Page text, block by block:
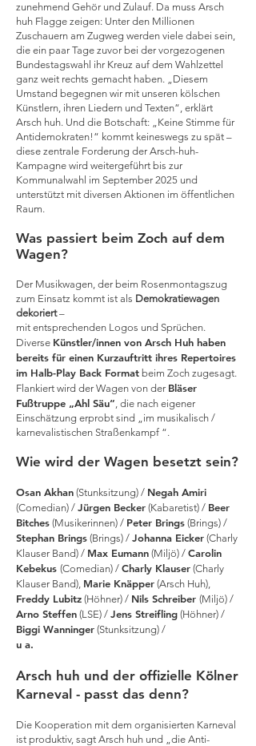
zunehmend Gehör und Zulauf. Da muss Arsch
huh Flagge zeigen: Unter den Millionen
Zuschauern am Zugweg werden viele dabei sein,
die ein paar Tage zuvor bei der vorgezogenen
Bundestagswahl ihr Kreuz auf dem Wahlzettel
ganz weit rechts gemacht haben. „Diesem
Umstand begegnen wir mit unseren kölschen
Künstlern, ihren Liedern und Texten“, erklärt
Arsch huh. Und die Botschaft: „Keine Stimme für
Antidemokraten!“ kommt keineswegs zu spät –
diese zentrale Forderung der Arsch-huh-
Kampagne wird weitergeführt bis zur
Kommunalwahl im September 2025 und
unterstützt mit diversen Aktionen im öffentlichen
Raum.
Was passiert beim Zoch auf dem
Wagen?
Der Musikwagen, der beim Rosenmontagszug
zum Einsatz kommt ist als Demokratiewagen
dekoriert–
mit entsprechenden Logos und Sprüchen.
Diverse Künstler/innen von Arsch Huh haben
bereits für einen Kurzauftritt ihres Repertoires
im Halb-Play Back Format beim Zoch zugesagt.
Flankiert wird der Wagen von der Bläser
Fußtruppe „Ahl Säu“, die nach eigener
Einschätzung erprobt sind „im musikalisch /
karnevalistischen Straßenkampf “.
Wie wird der Wagen besetzt sein?
Osan Akhan (Stunksitzung) / Negah Amiri
(Comedian) / Jürgen Becker (Kabaretist) / Beer
Bitches (Musikerinnen) / Peter Brings (Brings) /
Stephan Brings (Brings) / Johanna Eicker (Charly
Klauser Band) / Max Eumann (Miljö) / Carolin
Kebekus (Comedian) / Charly Klauser (Charly
Klauser Band), Marie Knäpper (Arsch Huh),
Freddy Lubitz (Höhner) / Nils Schreiber (Miljö) /
Arno Steffen (LSE) / Jens Streifling (Höhner) /
Biggi Wanninger (Stunksitzung) /
u a.
Arsch huh und der offizielle Kölner
Karneval - passt das denn?
Die Kooperation mit dem organisierten Karneval
ist produktiv, sagt Arsch huh und „die Anti-